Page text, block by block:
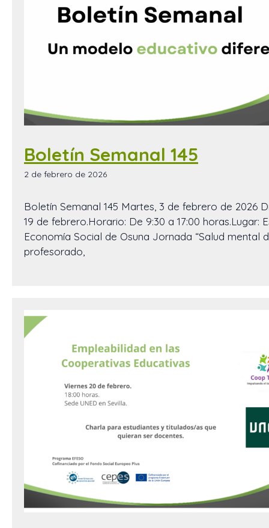
Boletín Semanal 145
2 de febrero de 2026
Boletín Semanal 145 Martes, 3 de febrero de 2026
19 de febrero.Horario: De 9:30 a 17:00 horas.Lugar:
Economía Social de Osuna Jornada “Salud mental
profesorado,